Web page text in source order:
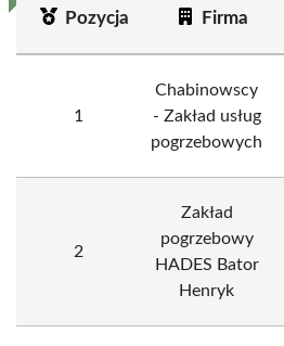
Pozycja Firma
1
Chabinowscy
- Zakład usług
pogrzebowych
2
Zakład
pogrzebowy
HADES Bator
Henryk